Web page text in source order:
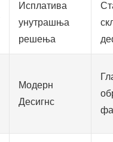
Исплатива
унутрашња
решења
Модерн
Десигнс